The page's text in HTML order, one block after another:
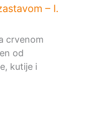
– I.
crvenom
od
kutije i